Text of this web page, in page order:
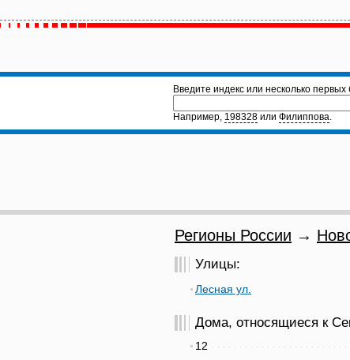
Введите индекс или несколько
Например, 198328 или Филиппова.
Регионы России →
Улицы:
Лесная ул.
Дома, относящиеся к
12